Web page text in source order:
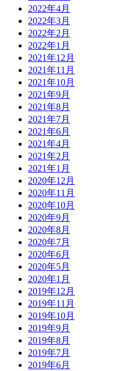
2022年4月
2022年3月
2022年2月
2022年1月
2021年12月
2021年11月
2021年10月
2021年9月
2021年8月
2021年7月
2021年6月
2021年4月
2021年2月
2021年1月
2020年12月
2020年11月
2020年10月
2020年9月
2020年8月
2020年7月
2020年6月
2020年5月
2020年1月
2019年12月
2019年11月
2019年10月
2019年9月
2019年8月
2019年7月
2019年6月